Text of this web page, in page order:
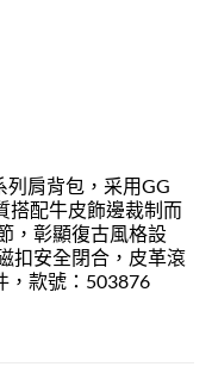
列肩背包，采用GG
搭配牛皮飾邊裁制而
，彰顯復古風格設
扣安全閉合，皮革滾
，款號：503876